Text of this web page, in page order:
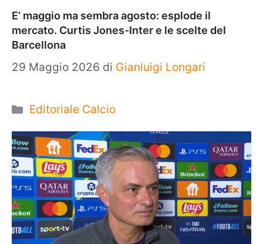
E’ maggio ma sembra agosto: esplode il
mercato. Curtis Jones-Inter e le scelte del
Barcellona
29 Maggio 2026 di Gianluigi Longari
Categorie
Editoriale Calcio